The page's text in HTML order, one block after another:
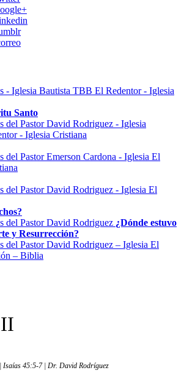
Santo
¿Dónde estuvo
y Resurrección?
Isaías 45:5-7 | Dr. David Rodríguez